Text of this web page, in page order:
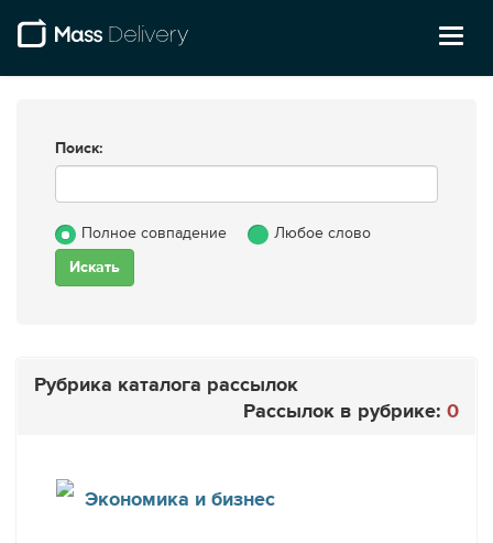
Поиск:
Полное совпадение Любое слово
Рубрика каталога рассылок
Рассылок в рубрике: 0
Экономика и бизнес